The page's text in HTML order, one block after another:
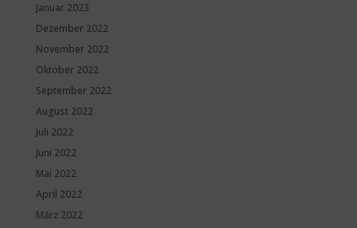
Januar 2023
Dezember 2022
November 2022
Oktober 2022
September 2022
August 2022
Juli 2022
Juni 2022
Mai 2022
April 2022
März 2022